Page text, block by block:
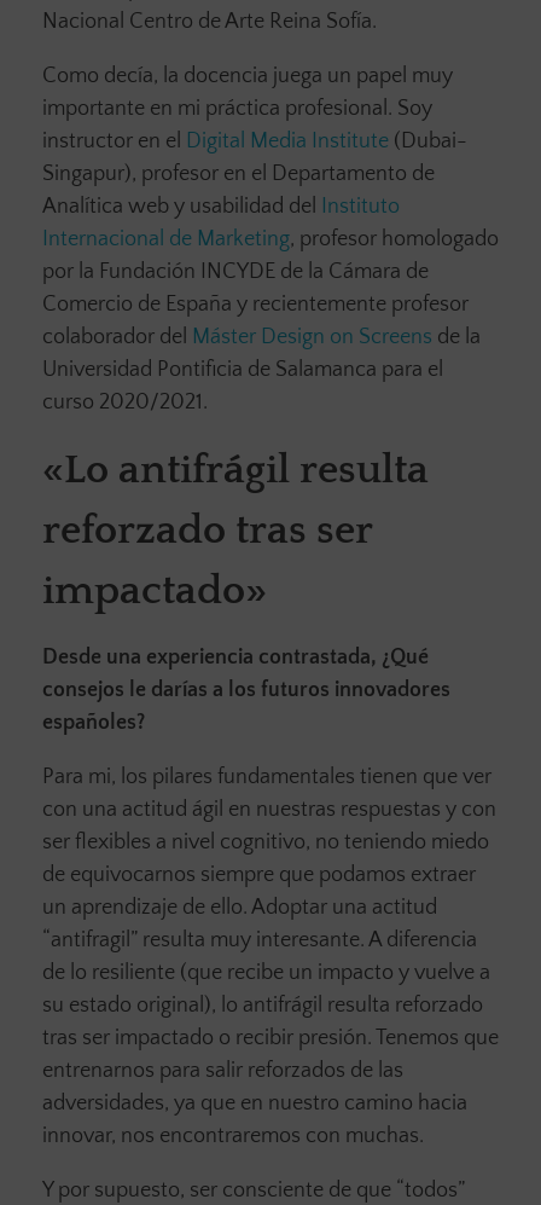
Nacional Centro de Arte Reina Sofía.
Como decía, la docencia juega un papel muy
importante en mi práctica profesional. Soy
instructor en el Digital Media Institute (Dubai-
Singapur), profesor en el Departamento de
Analítica web y usabilidad del
Instituto
Internacional de Marketing, profesor homologado
por la Fundación INCYDE de la Cámara de
Comercio de España y recientemente profesor
colaborador del Máster Design on Screens de la
Universidad Pontificia de Salamanca para el
curso 2020/2021.
«Lo antifrágil resulta
reforzado tras ser
impactado»
Desde una experiencia contrastada, ¿Qué
consejos le darías a los futuros innovadores
españoles?
Para mi, los pilares fundamentales tienen que ver
con una actitud ágil en nuestras respuestas y con
ser flexibles a nivel cognitivo, no teniendo miedo
de equivocarnos siempre que podamos extraer
un aprendizaje de ello. Adoptar una actitud
“antifragil” resulta muy interesante. A diferencia
de lo resiliente (que recibe un impacto y vuelve a
su estado original), lo antifrágil resulta reforzado
tras ser impactado o recibir presión. Tenemos que
entrenarnos para salir reforzados de las
adversidades, ya que en nuestro camino hacia
innovar, nos encontraremos con muchas.
Y por supuesto, ser consciente de que “todos”